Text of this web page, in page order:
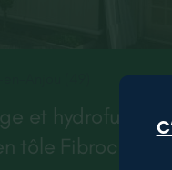
et hydrofuge
tôle Fibrociment